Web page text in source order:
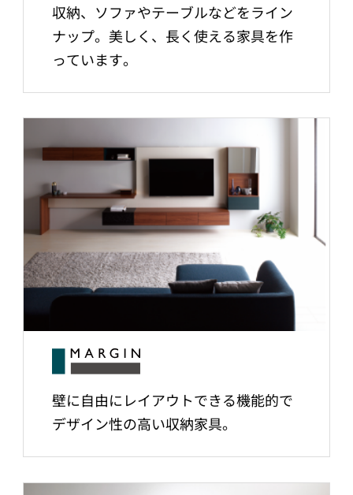
収納、ソファやテーブルなどをライン
ナップ。美しく、長く使える家具を作
っています。
壁に自由にレイアウトできる機能的で
デザイン性の高い収納家具。